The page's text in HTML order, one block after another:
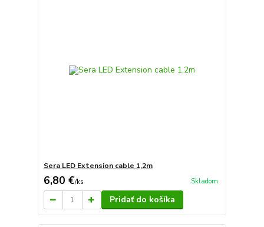
Sera LED Extension cable 1,2m
6,80 €/ks Skladom
Pridať do košíka